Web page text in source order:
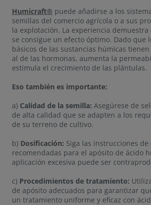
Humicraft® puede añadirse a los
semillas del comercio agrícola o a sus
la explotación. La experiencia
se consigue un efecto óptimo. Dado que
básicos de las sustancias húmicas
al de las hormonas, aumenta la
estimula el crecimiento de las plántulas.
Eso también es importante:
a) Calidad de la semilla: Asegúrese de
de alta calidad que se adapten a los
de su terreno de cultivo.
b) Dosificación: Siga las instrucciones de
recomendadas para el apósito de ácido
aplicación excesiva puede ser
c) Procedimientos de tratamiento:
de apósito adecuados para garantizar
un tratamiento uniforme y eficaz con